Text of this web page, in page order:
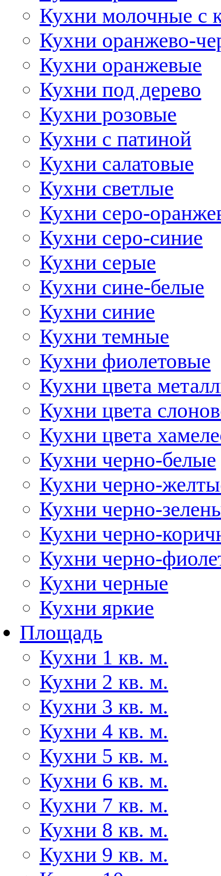
Кухни молочные с
Кухни оранжево-
Кухни оранжевые
Кухни под дерево
Кухни розовые
Кухни с патиной
Кухни салатовые
Кухни светлые
Кухни серо-
Кухни серо-синие
Кухни серые
Кухни сине-белые
Кухни синие
Кухни темные
Кухни фиолетовые
Кухни цвета
Кухни цвета
Кухни цвета
Кухни черно-белые
Кухни черно-
Кухни черно-
Кухни черно-
Кухни черно-
Кухни черные
Кухни яркие
Площадь
Кухни 1 кв. м.
Кухни 2 кв. м.
Кухни 3 кв. м.
Кухни 4 кв. м.
Кухни 5 кв. м.
Кухни 6 кв. м.
Кухни 7 кв. м.
Кухни 8 кв. м.
Кухни 9 кв. м.